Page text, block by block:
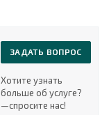
ЗАДАТЬ ВОПРОС
Хотите узнать
больше об услуге?
—cпросите нас!